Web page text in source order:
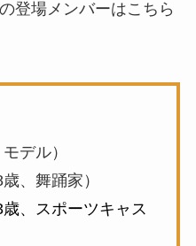
登場メンバーはこちら
デル）
歳、舞踊家）
、スポーツキャス